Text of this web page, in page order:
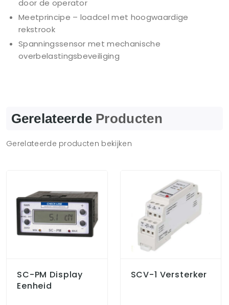
door de operator
Meetprincipe – loadcel met hoogwaardige
rekstrook
Spanningssensor met mechanische
overbelastingsbeveiliging
Gerelateerde Producten
Gerelateerde producten bekijken
SC-PM Display
Eenheid
SCV-1 Versterker